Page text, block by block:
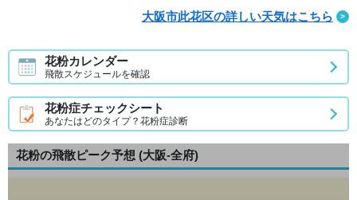
大阪市此花区の詳しい天気はこちら
花粉カレンダー
飛散スケジュールを確認
花粉症チェックシート
あなたはどのタイプ？花粉症診断
花粉の飛散ピーク予想 (大阪-全府)